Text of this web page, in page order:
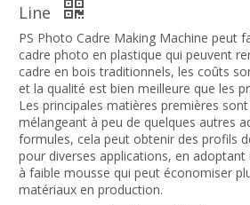
Line
PS Photo Cadre Making Machine peut
cadre photo en plastique qui peuvent
cadre en bois traditionnels, les coûts
et la qualité est bien meilleure que les
Les principales matières premières sont
mélangeant à peu de quelques autres
formules, cela peut obtenir des profils
pour diverses applications, en adoptant
à faible mousse qui peut économiser
matériaux en production.